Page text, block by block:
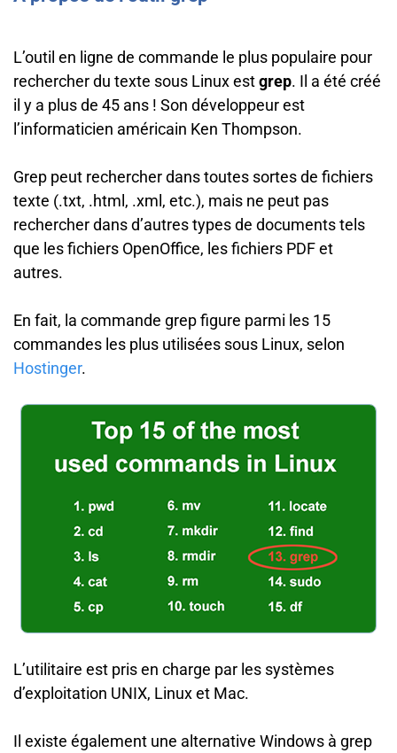
L’outil en ligne de commande le plus populaire pour
rechercher du texte sous Linux estgrep. Il a été créé
il y a plus de 45 ans ! Son développeur est
l’informaticien américain Ken Thompson.
Grep peut rechercher dans toutes sortes de fichiers
texte (.txt, .html, .xml, etc.), mais ne peut pas
rechercher dans d’autres types de documents tels
que les fichiers OpenOffice, les fichiers PDF et
autres.
En fait, la commande grep figure parmi les 15
commandes les plus utilisées sous Linux, selon
Hostinger.
L’utilitaire est pris en charge par les systèmes
d’exploitation UNIX, Linux et Mac.
Il existe également une alternative Windows à grep